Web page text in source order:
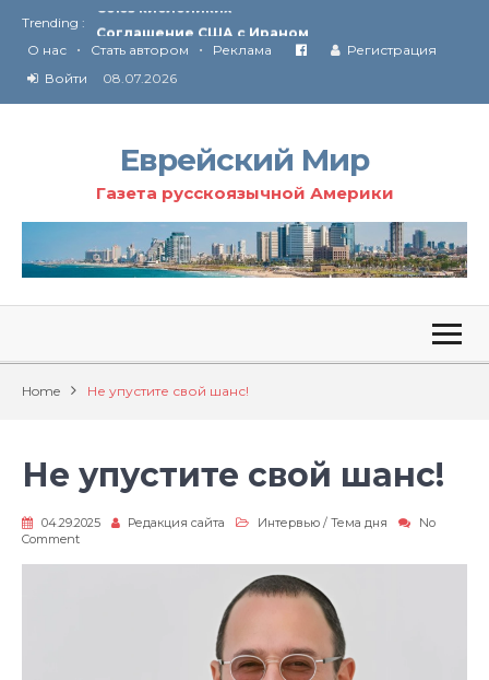
Trending :
Соглашение США с Ираном
Технология Революции в Иране
О нас • Стать автором • Реклама
Регистрация
Войти
08.07.2026
Еврейский Мир
Газета русскоязычной Америки
Home Не упустите свой шанс!
Не упустите свой шанс!
04.29.2025 Редакция сайта Интервью / Тема дня
No
Commenton